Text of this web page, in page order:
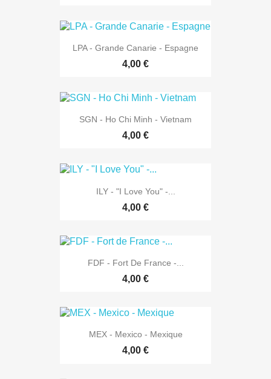
LPA - Grande Canarie - Espagne
4,00 €
SGN - Ho Chi Minh - Vietnam
4,00 €
ILY - "I Love You" -...
4,00 €
FDF - Fort De France -...
4,00 €
MEX - Mexico - Mexique
4,00 €